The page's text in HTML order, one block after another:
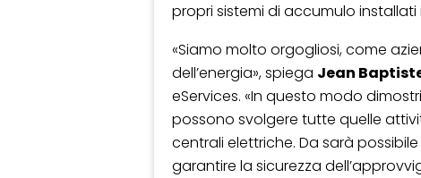
propri sistemi di accumulo
«Siamo molto orgogliosi, come
dell’energia», spiega Jean
eServices. «In questo modo
possono svolgere tutte quelle
centrali elettriche. Da sarà
garantire la sicurezza